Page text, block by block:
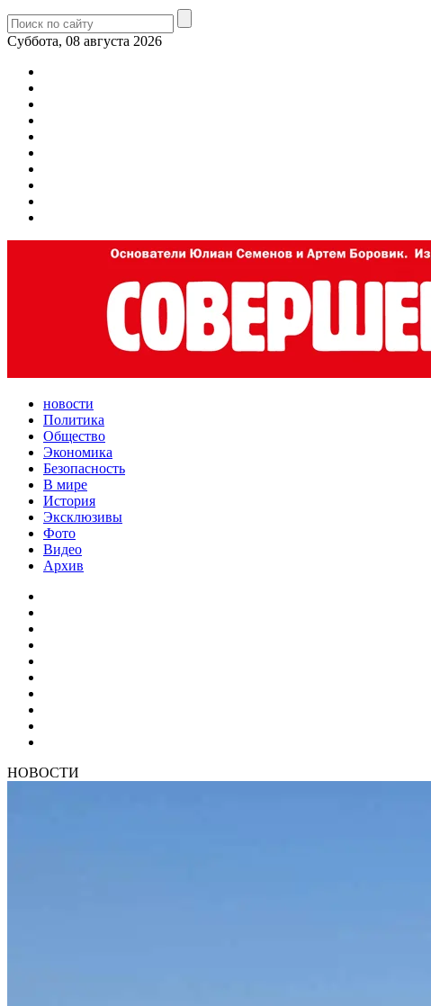
Суббота, 08 августа 2026
новости
Политика
Общество
Экономика
Безопасность
В мире
История
Эксклюзивы
Фото
Видео
Архив
НОВОСТИ